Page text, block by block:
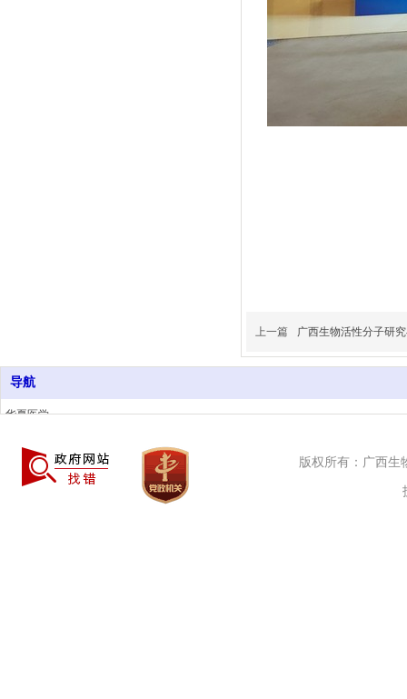
上一篇 广西生物活性分子研
导航
华夏医学
中国科学报
丁香园
版权所有：广西